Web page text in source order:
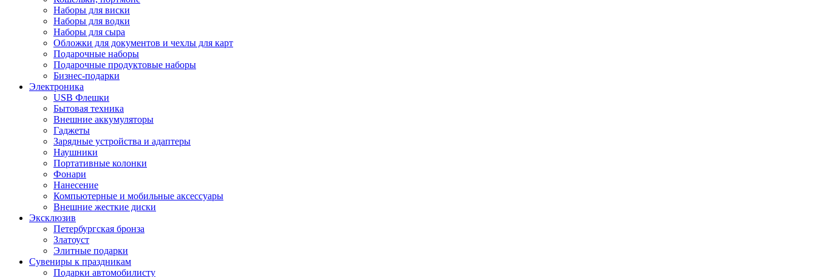
Наборы для виски
Наборы для водки
Наборы для сыра
Обложки для документов и чехлы для карт
Подарочные наборы
Подарочные продуктовые наборы
Бизнес-подарки
Электроника
USB Флешки
Бытовая техника
Внешние аккумуляторы
Гаджеты
Зарядные устройства и адаптеры
Наушники
Портативные колонки
Фонари
Нанесение
Компьютерные и мобильные аксессуары
Внешние жесткие диски
Эксклюзив
Петербургская бронза
Златоуст
Элитные подарки
Сувениры к праздникам
Подарки автомобилисту